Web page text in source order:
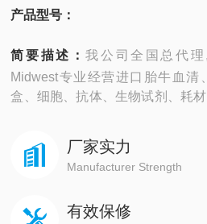
产品型号：
简要描述：我公司全国总代
Midwest专业经营进口胎牛血清
盒、细胞、抗体、生物试剂、耗
厂家实力
Manufacturer Strength
有效保修